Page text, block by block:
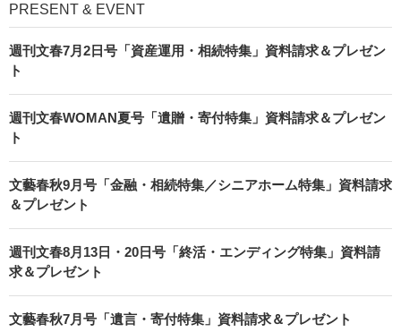
PRESENT & EVENT
週刊文春7月2日号「資産運用・相続特集」資料請求＆プレゼン
ト
週刊文春WOMAN夏号「遺贈・寄付特集」資料請求＆プレゼン
ト
文藝春秋9月号「金融・相続特集／シニアホーム特集」資料請求
＆プレゼント
週刊文春8月13日・20日号「終活・エンディング特集」資料請
求＆プレゼント
文藝春秋7月号「遺言・寄付特集」資料請求＆プレゼント